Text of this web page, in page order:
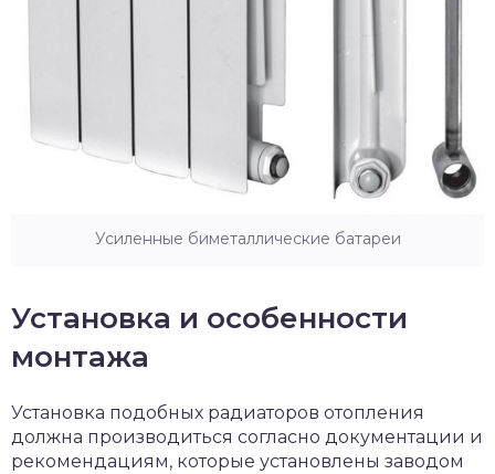
Усиленные биметаллические батареи
Установка и особенности
монтажа
Установка подобных радиаторов отопления
должна производиться согласно документации и
рекомендациям, которые установлены заводом